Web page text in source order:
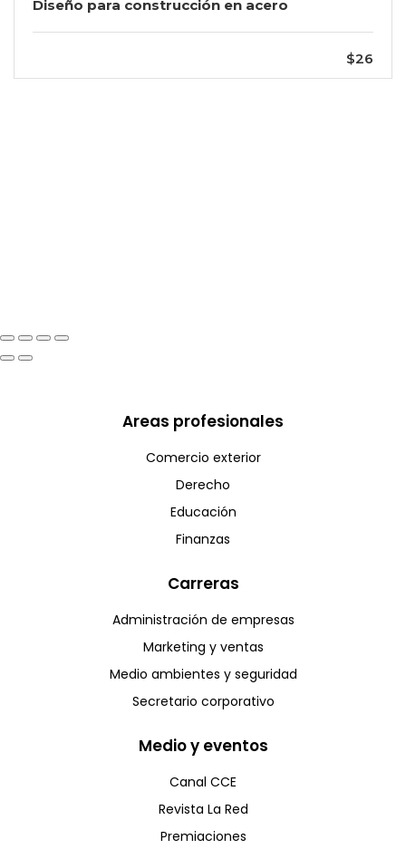
Diseño para construcción en acero
$26
Areas profesionales
Comercio exterior
Derecho
Educación
Finanzas
Carreras
Administración de empresas
Marketing y ventas
Medio ambientes y seguridad
Secretario corporativo
Medio y eventos
Canal CCE
Revista La Red
Premiaciones